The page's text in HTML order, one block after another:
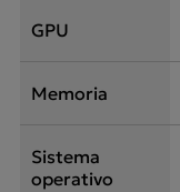
GPU
Memoria
Sistema
operativo